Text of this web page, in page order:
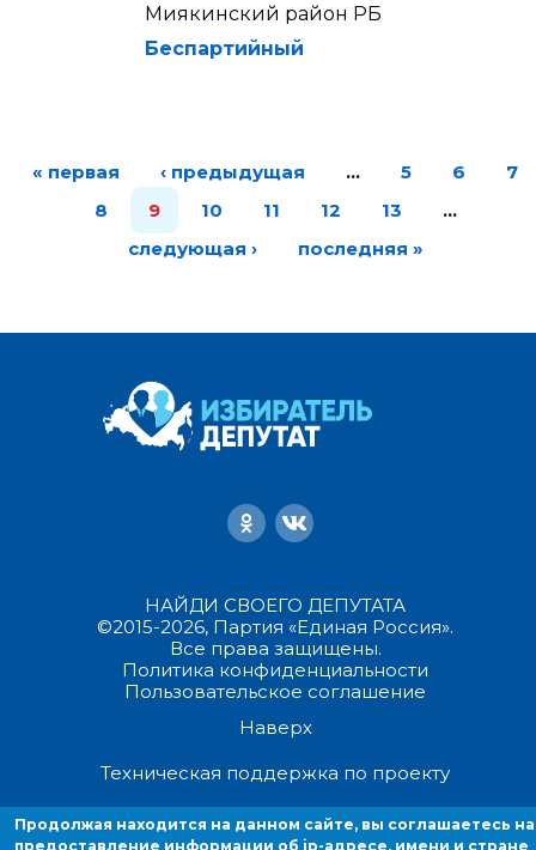
Миякинский район РБ
Беспартийный
« первая ‹ предыдущая … 5 6
7
8
9 10 11 12 13
…
следующая ›
последняя »
НАЙДИ СВОЕГО ДЕПУТАТА
©2015-2026, Партия «Единая Россия».
Все права защищены.
Политика конфиденциальности
Пользовательское соглашение
Наверх
Техническая поддержка по проекту
Продолжая находиться на данном сайте, вы соглашаетесь на
предоставление информации об ip-адресе, имени и стране домена
Продолжая находится на данном сайте, вы соглашаетесь на
предоставление информации об ip-адресе, имени и стране